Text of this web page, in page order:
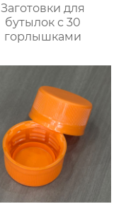
Заготовки для
бутылок с 30
горлышками